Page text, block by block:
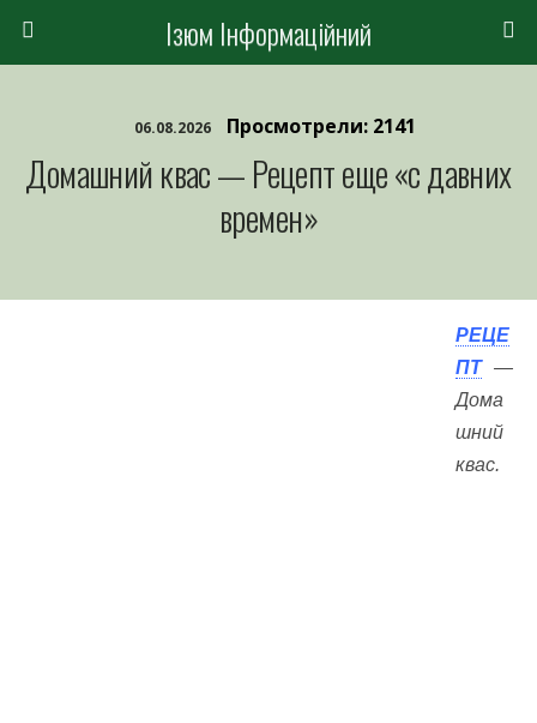
Ізюм Інформаційний
06.08.2026 Просмотрели: 2141
Домашний квас — Рецепт еще «с давних
времен»
РЕЦЕ
ПТ—
Дома
шний
квас.